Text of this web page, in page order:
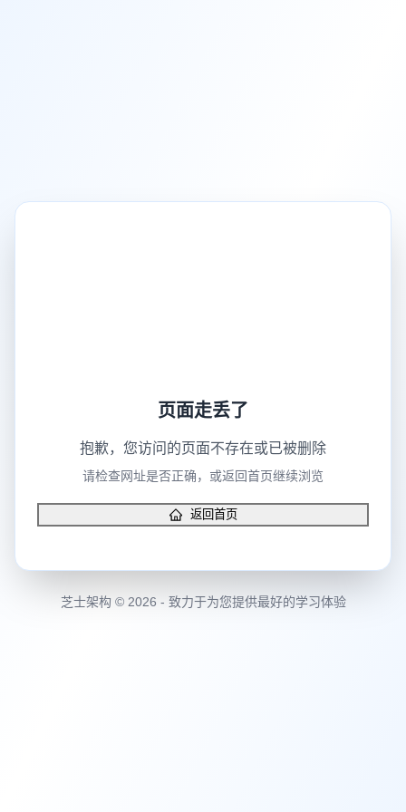
页面走丢了
抱歉，您访问的页面不存在或已被删除
请检查网址是否正确，或返回首页继续浏览
返回首页